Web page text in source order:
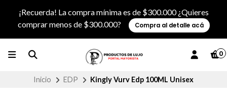
¡Recuerda! La compra mínima es de $300.000 ¿Quieres
comprar menos de $300.000?
Compra al detalle acá
0
Inicio EDP Kingly Vurv Edp 100ML Unisex